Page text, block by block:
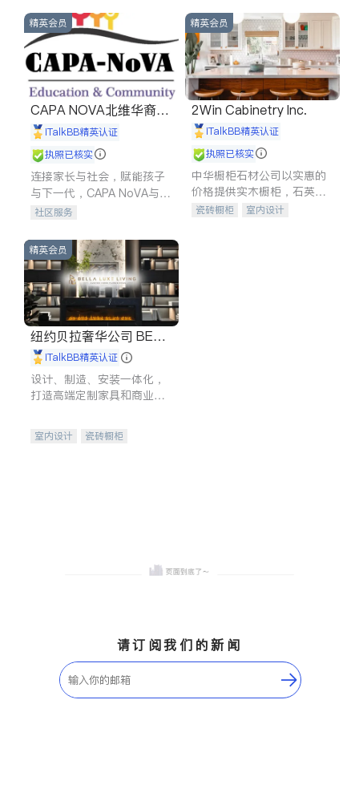
建筑合同、刑事案件全包办
信托/遗嘱
商业
索赔
律师-其它 保释
精英会员
CAPA NOVA北维华裔家
长会iTalkBB精英认证
执照已核实
连接家长与社会，赋能孩子
与下一代，CAPA NoVA与您
携手建设包容、公平、充满
社区服务
精英会员
2Win Cabinetry Inc.
iTalkBB精英认证
执照已核实
中华橱柜石材公司以实惠的
价格提供实木橱柜，石英石
台面，多种优质不锈钢水
瓷砖橱柜
室内设计
精英会员
纽约贝拉奢华公司 BELL
A LUXE
iTalkBB精英认证
设计、制造、安装一体化，
打造高端定制家具和商业空
室内设计
瓷砖橱柜
请订阅我们的新闻